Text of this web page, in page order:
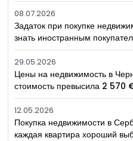
08.07.2026
Задаток при покупке
знать иностранным
29.05.2026
Цены на недвижимость в
стоимость превысила 2 570
12.05.2026
Покупка недвижимости в
каждая квартира хороший